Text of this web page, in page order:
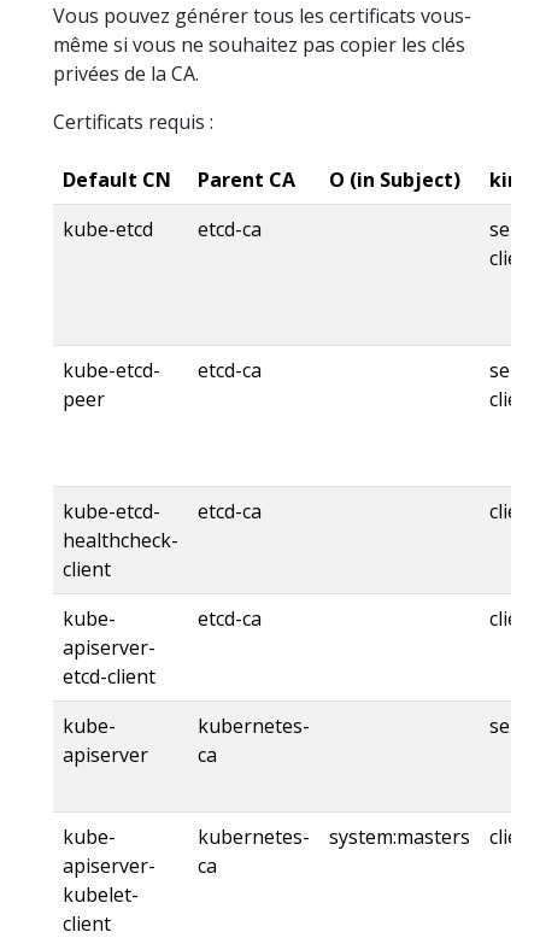
Vous pouvez générer tous les certificats vous-
même si vous ne souhaitez pas copier les clés
privées de la CA.
Certificats requis :
Default CN Parent CA O (in Subject)
kind
kube-etcd
etcd-ca
client
kube-etcd-
peer
etcd-ca
client
kube-etcd-
healthcheck-
client
etcd-ca client
kube-
apiserver-
etcd-client
etcd-ca client
kube-
apiserver
kubernetes-
ca
kube-
apiserver-
kubelet-
client
kubernetes-
ca
system:masters client